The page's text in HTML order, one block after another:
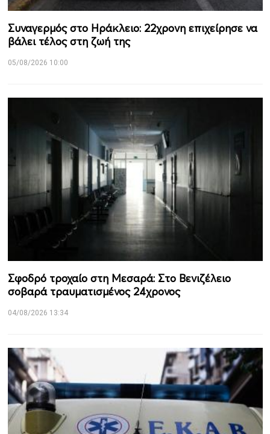
Συναγερμός στο Ηράκλειο: 22χρονη επιχείρησε να
βάλει τέλος στη ζωή της
05/08/2026 10:00
Σφοδρό τροχαίο στη Μεσαρά: Στο Βενιζέλειο
σοβαρά τραυματισμένος 24χρονος
04/08/2026 13:34